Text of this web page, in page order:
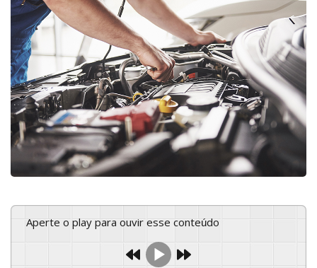
Aperte o play para ouvir esse conteúdo